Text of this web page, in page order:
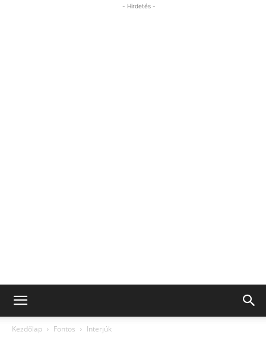
- Hirdetés -
Kezdőlap Fontos Interjúk